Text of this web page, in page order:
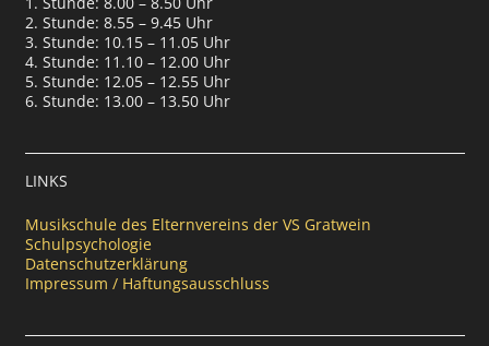
2. Stunde: 8.55 – 9.45 Uhr
3. Stunde: 10.15 – 11.05 Uhr
4. Stunde: 11.10 – 12.00 Uhr
5. Stunde: 12.05 – 12.55 Uhr
6. Stunde: 13.00 – 13.50 Uhr
LINKS
Musikschule des Elternvereins der VS Gratwein
Schulpsychologie
Datenschutzerklärung
Impressum / Haftungsausschluss